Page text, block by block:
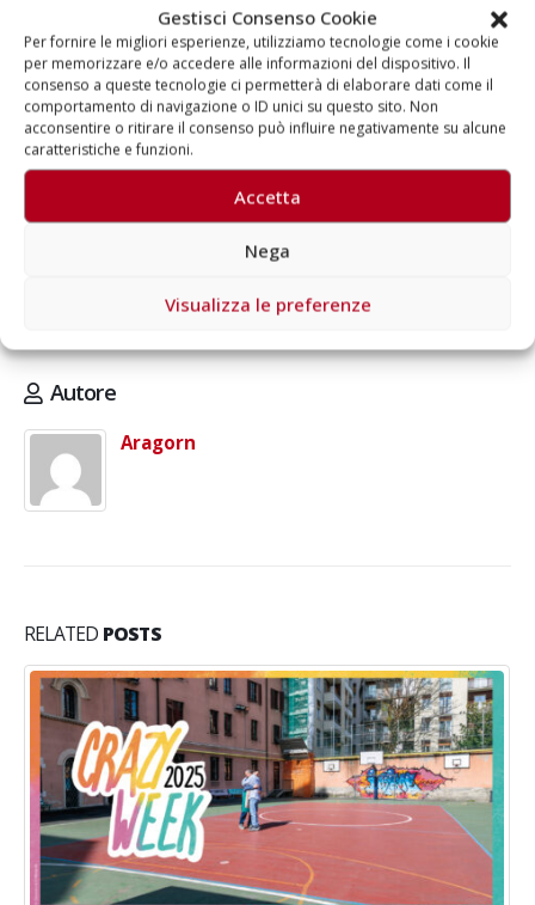
Gestisci Consenso Cookie
Per fornire le migliori esperienze, utilizziamo tecnologie come i cookie
per memorizzare e/o accedere alle informazioni del dispositivo. Il
consenso a queste tecnologie ci permetterà di elaborare dati come il
comportamento di navigazione o ID unici su questo sito. Non
acconsentire o ritirare il consenso può influire negativamente su alcune
caratteristiche e funzioni.
Accetta
Nega
Visualizza le preferenze
Come direbbe Mark Renton, il protagonista diTrainspotting 2( it–
en), nel 2017 «scegli Facebook, Twitter, Instagram». Con una –
fondamentale – differenza: usali per fare in modo che a qualcuno,
in qualche luogo, importi davvero della tua onp.
Fonti
Autore
Aragorn
RELATED POSTS